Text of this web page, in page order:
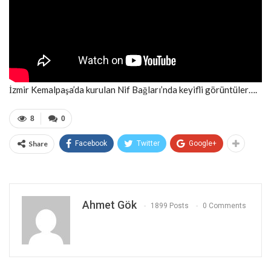
İzmir Kemalpaşa’da kurulan Nif Bağları’nda keyifli görüntüler….
0
8
Share Facebook Twitter Google+
Ahmet Gök 1899 Posts 0 Comments